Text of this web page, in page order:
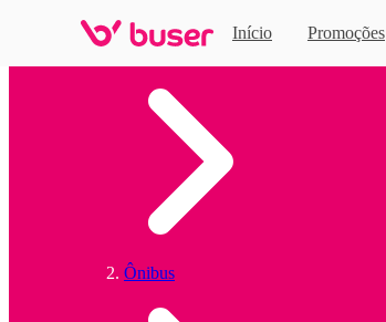
Início Promoções
Ônibus